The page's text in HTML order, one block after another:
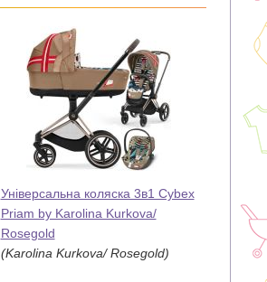
Універсальна коляска 3в1 Cybex
Priam by Karolina Kurkova/
Rosegold
(Karolina Kurkova/ Rosegold)